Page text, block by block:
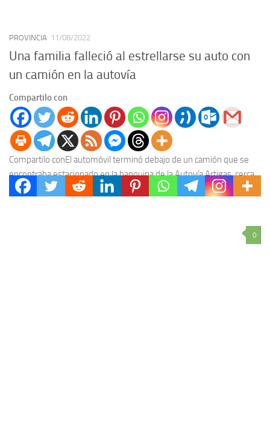
PROVINCIA 11/08/2022
Una familia falleció al estrellarse su auto con
un camión en la autovía
Compartilo con
Compartilo conEl automóvil terminó debajo de un camión que se
encontraba estacionado en la banquina de la Autovía Artigas, cerca
de Gualeguaychú. Un Volkswagen Bora,...
0